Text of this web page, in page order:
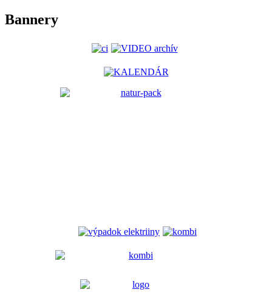
Bannery